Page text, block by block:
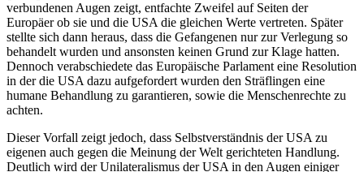
verbundenen Augen zeigt, entfachte Zweifel auf Seiten der
Europäer ob sie und die USA die gleichen Werte vertreten. Später
stellte sich dann heraus, dass die Gefangenen nur zur Verlegung so
behandelt wurden und ansonsten keinen Grund zur Klage hatten.
Dennoch verabschiedete das Europäische Parlament eine Resolution
in der die USA dazu aufgefordert wurden den Sträflingen eine
humane Behandlung zu garantieren, sowie die Menschenrechte zu
achten.
Dieser Vorfall zeigt jedoch, dass Selbstverständnis der USA zu
eigenen auch gegen die Meinung der Welt gerichteten Handlung.
Deutlich wird der Unilateralismus der USA in den Augen einiger